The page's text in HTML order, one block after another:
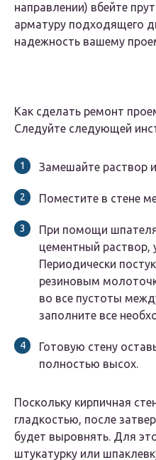
направлении) вбейте
арматуру подходящего
надежность вашему
Как сделать ремонт
Следуйте следующей
Замешайте раствор
Поместите в стене
При помощи
цементный раствор,
Периодически
резиновым
во все пустоты
заполните все
Готовую стену
полностью высох.
Поскольку кирпичная
гладкостью, после
будет выровнять. Для
штукатурку или